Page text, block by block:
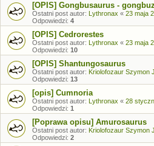
[OPIS] Gongbusaurus -
Ostatni post autor: Lythronax « 23 maja
Odpowiedzi: 4
[OPIS] Cedrorestes
Ostatni post autor: Lythronax « 23 maja
Odpowiedzi: 10
[OPIS] Shantungosaurus
Ostatni post autor: Kriolofozaur Szymon
Odpowiedzi: 13
[opis] Cumnoria
Ostatni post autor: Lythronax « 28
Odpowiedzi: 1
[Poprawa opisu] Amurosaurus
Ostatni post autor: Kriolofozaur Szymon
Odpowiedzi: 2